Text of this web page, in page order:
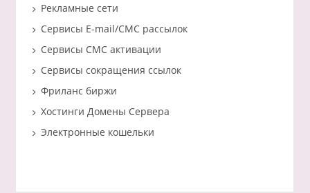
Рекламные сети
Сервисы E-mail/СМС рассылок
Сервисы СМС активации
Сервисы сокращения ссылок
Фриланс биржи
Хостинги Домены Сервера
Электронные кошельки